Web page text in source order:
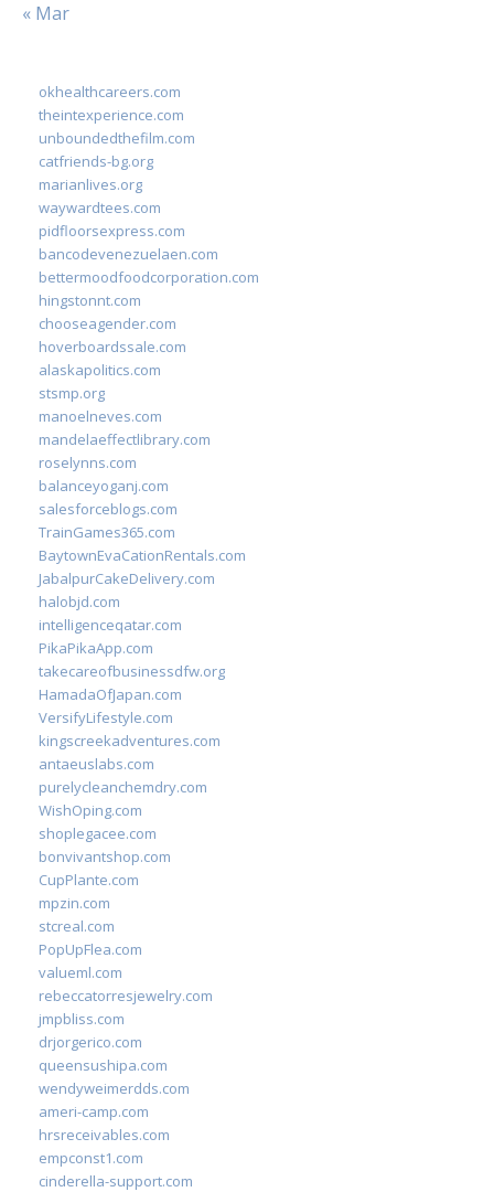
« Mar
okhealthcareers.com
theintexperience.com
unboundedthefilm.com
catfriends-bg.org
marianlives.org
waywardtees.com
pidfloorsexpress.com
bancodevenezuelaen.com
bettermoodfoodcorporation.com
hingstonnt.com
chooseagender.com
hoverboardssale.com
alaskapolitics.com
stsmp.org
manoelneves.com
mandelaeffectlibrary.com
roselynns.com
balanceyoganj.com
salesforceblogs.com
TrainGames365.com
BaytownEvaCationRentals.com
JabalpurCakeDelivery.com
halobjd.com
intelligenceqatar.com
PikaPikaApp.com
takecareofbusinessdfw.org
HamadaOfJapan.com
VersifyLifestyle.com
kingscreekadventures.com
antaeuslabs.com
purelycleanchemdry.com
WishOping.com
shoplegacee.com
bonvivantshop.com
CupPlante.com
mpzin.com
stcreal.com
PopUpFlea.com
valueml.com
rebeccatorresjewelry.com
jmpbliss.com
drjorgerico.com
queensushipa.com
wendyweimerdds.com
ameri-camp.com
hrsreceivables.com
empconst1.com
cinderella-support.com